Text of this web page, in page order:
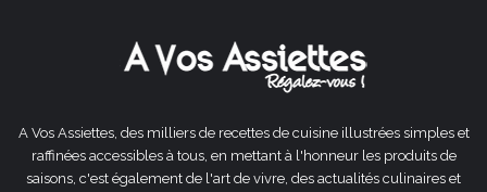
A Vos Assiettes, des milliers de recettes de cuisine illustrées simples et
raffinées accessibles à tous, en mettant à l'honneur les produits de
saisons, c'est également de l'art de vivre, des actualités culinaires et